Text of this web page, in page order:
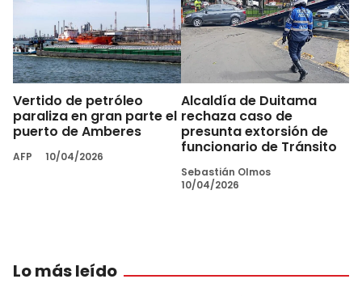
Vertido de petróleo
paraliza en gran parte el
puerto de Amberes
AFP 10/04/2026
Alcaldía de Duitama
rechaza caso de
presunta extorsión de
funcionario de Tránsito
Sebastián Olmos
10/04/2026
Lo más leído